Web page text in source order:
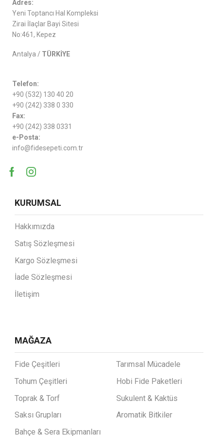
Adres:
Yeni Toptancı Hal Kompleksi
Zirai İlaçlar Bayi Sitesi
No:461, Kepez
Antalya / TÜRKİYE
Telefon:
+90 (532) 130 40 20
+90 (242) 338 0 330
Fax:
+90 (242) 338 0331
e-Posta:
info@fidesepeti.com.tr
KURUMSAL
Hakkımızda
Satış Sözleşmesi
Kargo Sözleşmesi
İade Sözleşmesi
İletişim
MAĞAZA
Fide Çeşitleri
Tohum Çeşitleri
Toprak & Torf
Saksı Grupları
Bahçe & Sera Ekipmanları
Tarımsal Mücadele
Hobi Fide Paketleri
Sukulent & Kaktüs
Aromatik Bitkiler